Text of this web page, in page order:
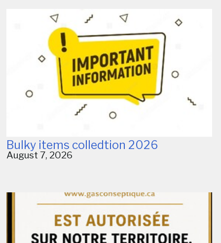
Bulky items colledtion 2026
August 7, 2026